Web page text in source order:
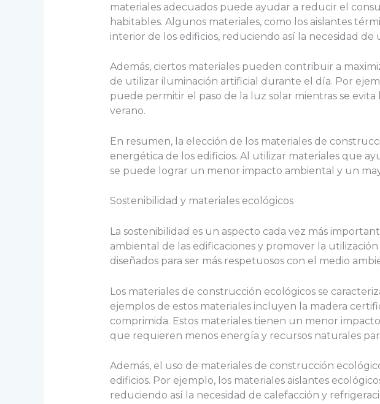
materiales adecuados puede ayudar a reducir el
habitables. Algunos materiales, como los aislantes
interior de los edificios, reduciendo así la necesidad
Además, ciertos materiales pueden contribuir a
de utilizar iluminación artificial durante el día. Por
puede permitir el paso de la luz solar mientras se
verano.
En resumen, la elección de los materiales de
energética de los edificios. Al utilizar materiales que
se puede lograr un menor impacto ambiental y un
Sostenibilidad y materiales ecológicos
La sostenibilidad es un aspecto cada vez más
ambiental de las edificaciones y promover la
diseñados para ser más respetuosos con el medio
Los materiales de construcción ecológicos se
ejemplos de estos materiales incluyen la madera
comprimida. Estos materiales tienen un menor
que requieren menos energía y recursos naturales
Además, el uso de materiales de construcción
edificios. Por ejemplo, los materiales aislantes
reduciendo así la necesidad de calefacción y